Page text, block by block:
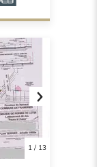
Next
1/ 13